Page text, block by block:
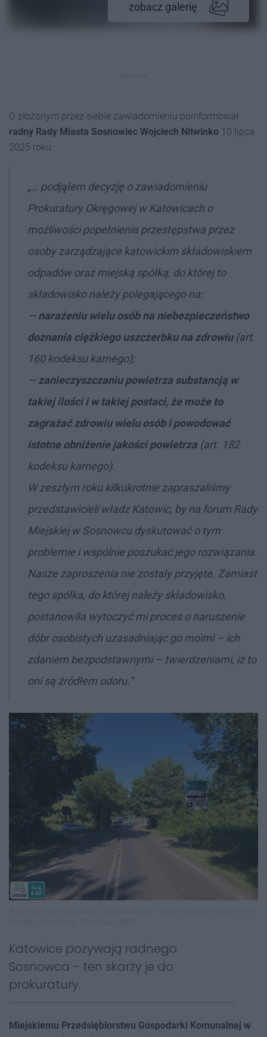
zobacz galerię
O złożonym przez siebie zawiadomieniu poinformował
radny Rady Miasta Sosnowiec Wojciech Nitwinko 10 lipca
2025 roku:
„… podjąłem decyzję o zawiadomieniu
Prokuratury Okręgowej w Katowicach o
możliwości popełnienia przestępstwa przez
osoby zarządzające katowickim składowiskiem
odpadów oraz miejską spółką, do której to
składowisko należy polegającego na:
—narażeniu wielu osób na niebezpieczeństwo
doznania ciężkiego uszczerbku na zdrowiu(art.
160 kodeksu karnego);
—zanieczyszczaniu powietrza substancją w
takiej ilości i w takiej postaci, że może to
zagrażać zdrowiu wielu osób i powodować
istotne obniżenie jakości powietrza (art. 182
kodeksu karnego).
W zeszłym roku kilkukrotnie zapraszaliśmy
przedstawicieli władz Katowic, by na forum Rady
Miejskiej w Sosnowcu dyskutować o tym
problemie i wspólnie poszukać jego rozwiązania.
Nasze zaproszenia nie zostały przyjęte. Zamiast
tego spółka, do której należy składowisko,
postanowiła wytoczyć mi proces o naruszenie
dóbr osobistych uzasadniając go moimi – ich
zdaniem bezpodstawnymi – twierdzeniami, iż to
oni są źródłem odoru.”
Katowice pozywają radnego
Sosnowca – ten skarży je do
prokuratury.
Miejskiemu Przedsiębiorstwu Gospodarki Komunalnej w